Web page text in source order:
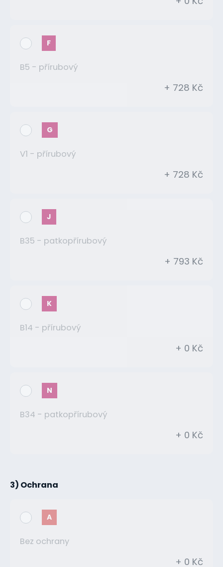
F
B5 - přírubový
+ 728 Kč
G
V1 - přírubový
+ 728 Kč
J
B35 - patkopřírubový
+ 793 Kč
K
B14 - přírubový
+ 0 Kč
N
B34 - patkopřírubový
+ 0 Kč
3) Ochrana
A
Bez ochrany
+ 0 Kč